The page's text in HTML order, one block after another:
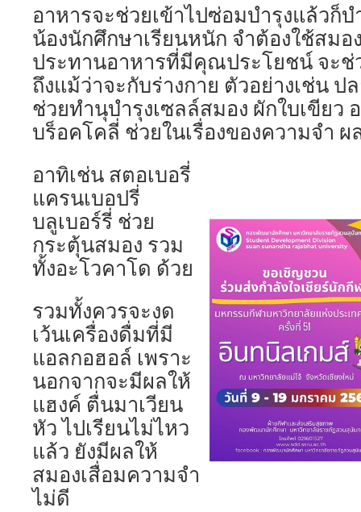
อาหารจะช่วยเข้าไปซ่อมบำรุงแล้วก็บ
น้องนักศึกษาเรียนหนัก จำต้องใช้สมอ
ประทานอาหารที่มีคุณประโยชน์ จะ
ถึงแม้ว่าจะกับร่างกาย ตัวอย่างเช่น ป
ช่วยทำนุบำรุงเซลล์สมอง ผักใบเขียว
บร็อคโคลี่ ช่วยในเรื่องของความจำ ผ
อาทิเช่น สตอเบอรี่
แครนเบอปรี่
บลูเบอร์รี่ ช่วย
กระตุ้นสมอง รวม
ทั้งอะโวคาโด ด้วย
รวมทั้งควรจะงด
เว้นเครื่องดื่มที่มี
แอลกอฮอล์ เพราะ
นอกจากจะมีผลให้
แฮงค์ ตื่นมาเวียน
หัว ไปเรียนไม่ไหว
แล้ว ยังมีผลให้
สมองเสื่อมความจำ
ไม่ดี